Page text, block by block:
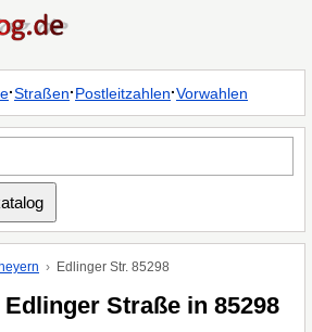
·Straßen·Postleitzahlen·Vorwahlen
Edlinger Str. 85298
Straße in 85298